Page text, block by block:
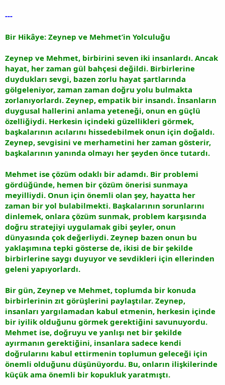
---
Bir Hikâye: Zeynep ve Mehmet’in Yolculuğu
Zeynep ve Mehmet, birbirini seven iki insanlardı. Ancak
hayat, her zaman gül bahçesi değildi. Birbirlerine
duydukları sevgi, bazen zorlu hayat şartlarında
gölgeleniyor, zaman zaman doğru yolu bulmakta
zorlanıyorlardı. Zeynep, empatik bir insandı. İnsanların
duygusal hallerini anlama yeteneği, onun en güçlü
özelliğiydi. Herkesin içindeki güzellikleri görmek,
başkalarının acılarını hissedebilmek onun için doğaldı.
Zeynep, sevgisini ve merhametini her zaman gösterir,
başkalarının yanında olmayı her şeyden önce tutardı.
Mehmet ise çözüm odaklı bir adamdı. Bir problemi
gördüğünde, hemen bir çözüm önerisi sunmaya
meyilliydi. Onun için önemli olan şey, hayatta her
zaman bir yol bulabilmekti. Başkalarının sorunlarını
dinlemek, onlara çözüm sunmak, problem karşısında
doğru stratejiyi uygulamak gibi şeyler, onun
dünyasında çok değerliydi. Zeynep bazen onun bu
yaklaşımına tepki gösterse de, ikisi de bir şekilde
birbirlerine saygı duyuyor ve sevdikleri için ellerinden
geleni yapıyorlardı.
Bir gün, Zeynep ve Mehmet, toplumda bir konuda
birbirlerinin zıt görüşlerini paylaştılar. Zeynep,
insanları yargılamadan kabul etmenin, herkesin içinde
bir iyilik olduğunu görmek gerektiğini savunuyordu.
Mehmet ise, doğruyu ve yanlışı net bir şekilde
ayırmanın gerektiğini, insanlara sadece kendi
doğrularını kabul ettirmenin toplumun geleceği için
önemli olduğunu düşünüyordu. Bu, onların ilişkilerinde
küçük ama önemli bir kopukluk yaratmıştı.